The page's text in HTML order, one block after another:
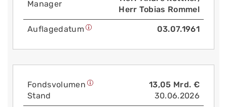
Manager
Herr Tobias Rommel
Auflage­datum 03.07.1961
Fonds­volumen
Stand
13,05 Mrd. €
30.06.2026